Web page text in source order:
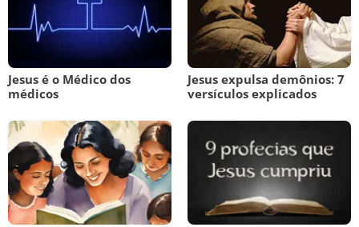
Jesus é o Médico dos
médicos
Jesus expulsa demônios: 7
versículos explicados